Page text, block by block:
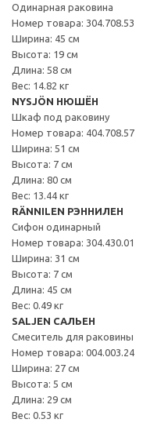
Одинарная раковина
Номер товара: 304.708.53
Ширина: 45 см
Высота: 19 см
Длина: 58 см
Вес: 14.82 кг
NYSJÖN НЮШЁН
Шкаф под раковину
Номер товара: 404.708.57
Ширина: 51 см
Высота: 7 см
Длина: 80 см
Вес: 13.44 кг
RÄNNILEN РЭННИЛЕН
Сифон одинарный
Номер товара: 304.430.01
Ширина: 31 см
Высота: 7 см
Длина: 45 см
Вес: 0.49 кг
SALJEN САЛЬЕН
Смеситель для раковины
Номер товара: 004.003.24
Ширина: 27 см
Высота: 5 см
Длина: 29 см
Вес: 0.53 кг